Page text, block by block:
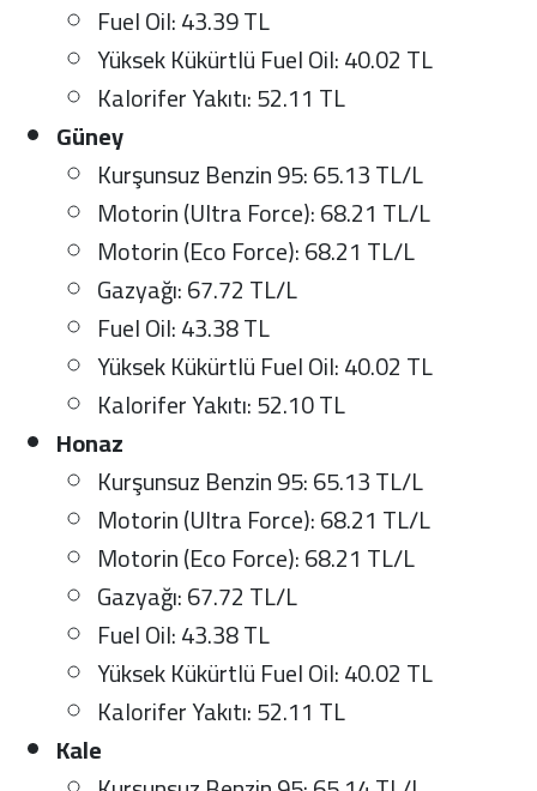
Fuel Oil: 43.39 TL
Yüksek Kükürtlü Fuel Oil: 40.02 TL
Kalorifer Yakıtı: 52.11 TL
Güney
Kurşunsuz Benzin 95: 65.13 TL/L
Motorin (Ultra Force): 68.21 TL/L
Motorin (Eco Force): 68.21 TL/L
Gazyağı: 67.72 TL/L
Fuel Oil: 43.38 TL
Yüksek Kükürtlü Fuel Oil: 40.02 TL
Kalorifer Yakıtı: 52.10 TL
Honaz
Kurşunsuz Benzin 95: 65.13 TL/L
Motorin (Ultra Force): 68.21 TL/L
Motorin (Eco Force): 68.21 TL/L
Gazyağı: 67.72 TL/L
Fuel Oil: 43.38 TL
Yüksek Kükürtlü Fuel Oil: 40.02 TL
Kalorifer Yakıtı: 52.11 TL
Kale